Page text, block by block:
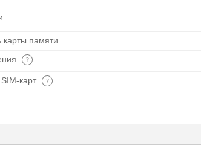
карты памяти
карт